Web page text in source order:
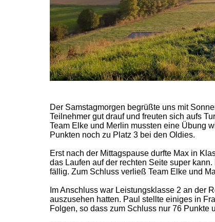
Der Samstagmorgen begrüßte uns mit
Teilnehmer gut drauf und freuten sich aufs
Team Elke und Merlin mussten eine Übung
Punkten noch zu Platz 3 bei den Oldies.
Erst nach der Mittagspause durfte Max in
das Laufen auf der rechten Seite super
fällig. Zum Schluss verließ Team Elke und
Im Anschluss war Leistungsklasse 2 an der
auszusehen hatten. Paul stellte einiges in
Folgen, so dass zum Schluss nur 76 Punkte